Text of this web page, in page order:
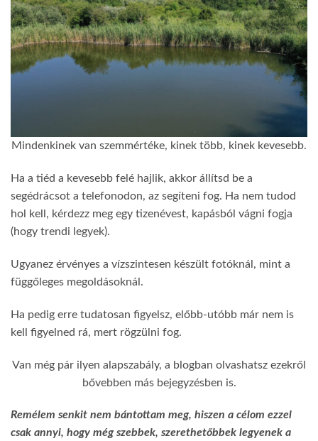
Mindenkinek van szemmértéke, kinek több, kinek kevesebb.
Ha a tiéd a kevesebb felé hajlik, akkor állítsd be a
segédrácsot a telefonodon, az segíteni fog. Ha nem tudod
hol kell, kérdezz meg egy tizenévest, kapásból vágni fogja
(hogy trendi legyek).
Ugyanez érvényes a vízszintesen készült fotóknál, mint a
függőleges megoldásoknál.
Ha pedig erre tudatosan figyelsz, előbb-utóbb már nem is
kell figyelned rá, mert rögzülni fog.
Van még pár ilyen alapszabály, a blogban olvashatsz ezekről
bővebben más bejegyzésben is.
Remélem senkit nem bántottam meg, hiszen a célom ezzel
csak annyi, hogy még szebbek, szerethetőbbek legyenek a